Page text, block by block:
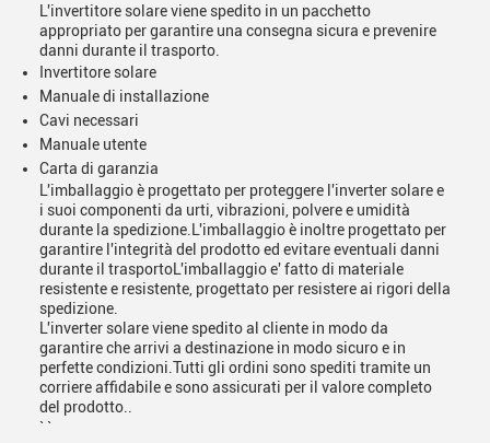
L'invertitore solare viene spedito in un pacchetto
appropriato per garantire una consegna sicura e prevenire
danni durante il trasporto.
Invertitore solare
Manuale di installazione
Cavi necessari
Manuale utente
Carta di garanzia
L'imballaggio è progettato per proteggere l'inverter solare e
i suoi componenti da urti, vibrazioni, polvere e umidità
durante la spedizione.L'imballaggio è inoltre progettato per
garantire l'integrità del prodotto ed evitare eventuali danni
durante il trasportoL'imballaggio e' fatto di materiale
resistente e resistente, progettato per resistere ai rigori della
spedizione.
L'inverter solare viene spedito al cliente in modo da
garantire che arrivi a destinazione in modo sicuro e in
perfette condizioni.Tutti gli ordini sono spediti tramite un
corriere affidabile e sono assicurati per il valore completo
del prodotto..
` `